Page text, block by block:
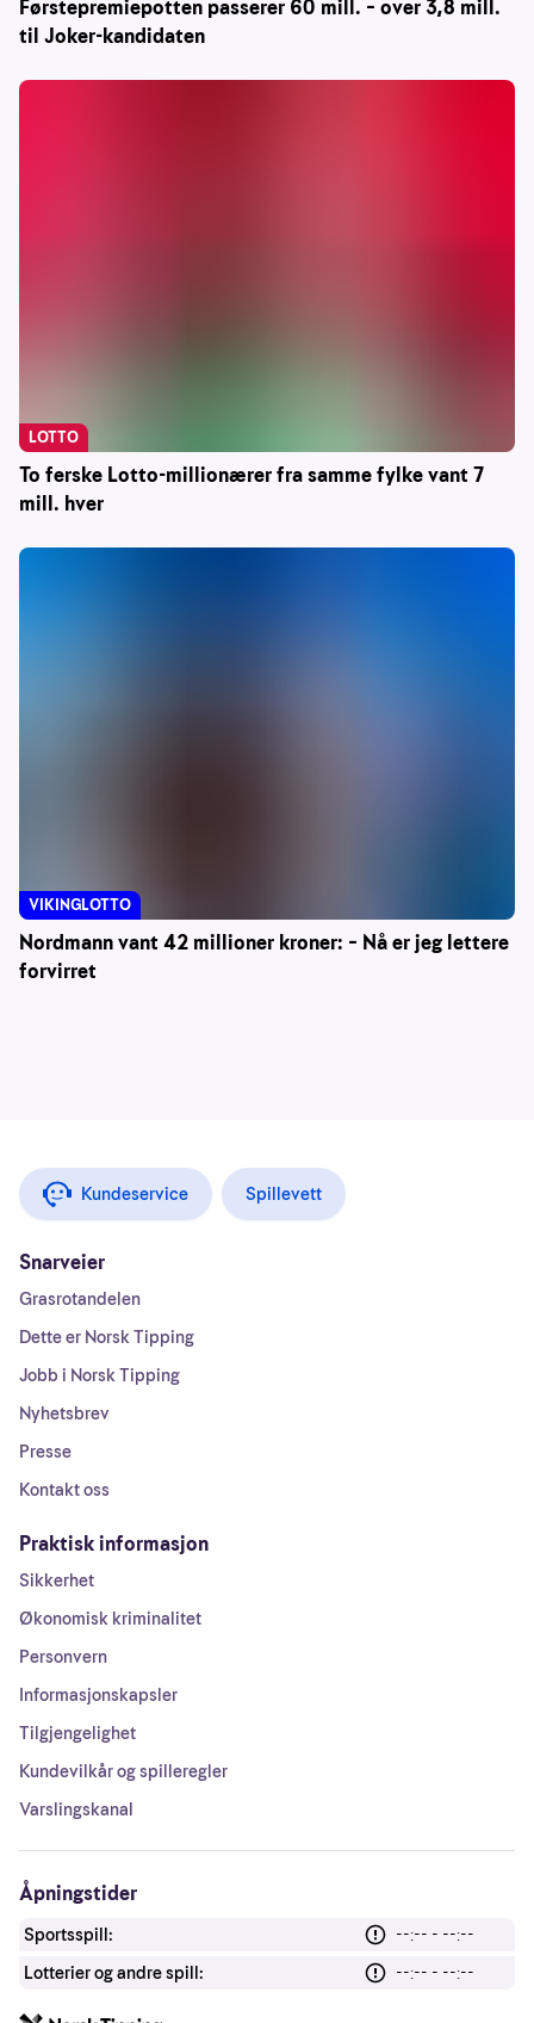
Førstepremiepotten passerer 60 mill. – over 3,8 mill.
til Joker-kandidaten
To ferske Lotto-millionærer fra samme fylke vant 7
mill. hver
LOTTO
Nordmann vant 42 millioner kroner: – Nå er jeg lettere
forvirret
VIKINGLOTTO
Kundeservice Spillevett
Snarveier
Grasrotandelen
Dette er Norsk Tipping
Jobb i Norsk Tipping
Nyhetsbrev
Presse
Kontakt oss
Praktisk informasjon
Sikkerhet
Økonomisk kriminalitet
Personvern
Informasjonskapsler
Tilgjengelighet
Kundevilkår og spilleregler
Varslingskanal
Åpningstider
Sportsspill:
--:-- - --:--
Lotterier og andre spill:
--:-- - --:--